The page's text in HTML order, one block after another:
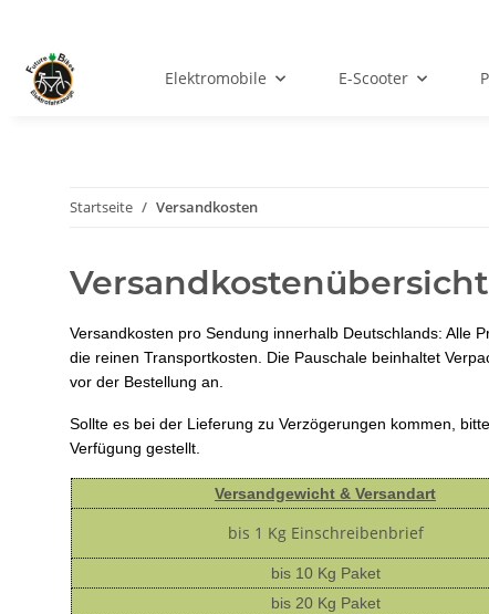
Elektromobile E-Scooter
Startseite Versandkosten
Versandkostenübersicht
Versandkosten pro Sendung innerhalb Deutschlands: Alle
die reinen Transportkosten. Die Pauschale beinhaltet
vor der Bestellung an.
Sollte es bei der Lieferung zu Verzögerungen kommen,
Verfügung gestellt.
Versandgewicht & Versandart
bis 1 Kg Einschreibenbrief
bis 10 Kg Paket
bis 20 Kg Paket